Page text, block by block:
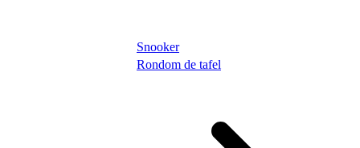
Snooker
Rondom de tafel